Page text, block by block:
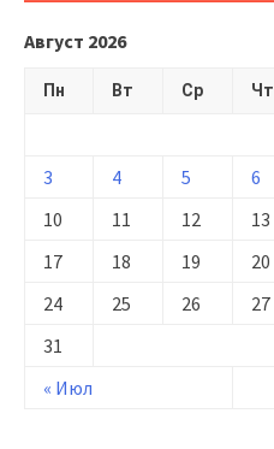
Август 2026
Пн Вт Ср Чт
« Июл
3
4 5 6
10
11 12 13
17
18 19 20
24
25 26 27
31